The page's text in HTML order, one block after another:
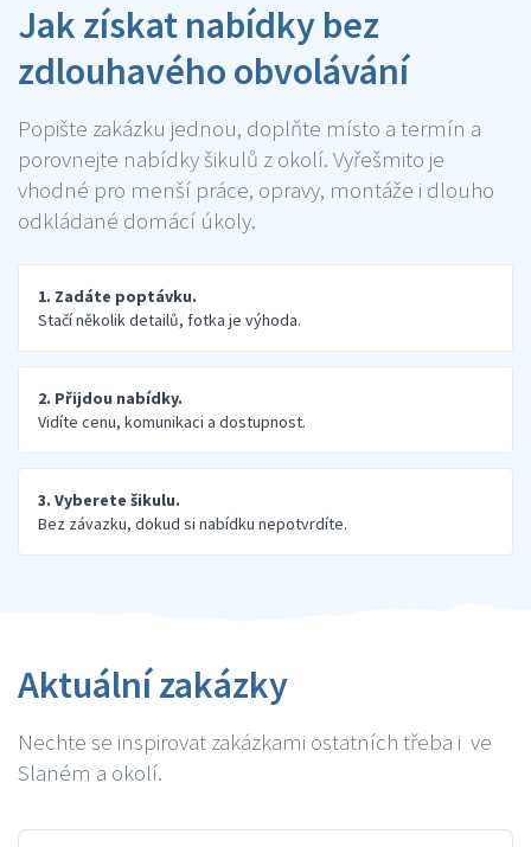
Jak získat nabídky bez
zdlouhavého obvolávání
Popište zakázku jednou, doplňte místo a termín a
porovnejte nabídky šikulů z okolí. Vyřešmito je
vhodné pro menší práce, opravy, montáže i dlouho
odkládané domácí úkoly.
1. Zadáte poptávku.
Stačí několik detailů, fotka je výhoda.
2. Přijdou nabídky.
Vidíte cenu, komunikaci a dostupnost.
3. Vyberete šikulu.
Bez závazku, dokud si nabídku nepotvrdíte.
Aktuální zakázky
Nechte se inspirovat zakázkami ostatních třeba i ve
Slaném a okolí.